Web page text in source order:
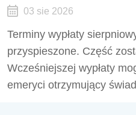
03 sie 2026
Terminy wypłaty
przyspieszone. Część
Wcześniejszej wypłaty
emeryci otrzymujący